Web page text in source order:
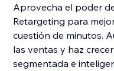
Aprovecha el poder
Retargeting para
cuestión de minutos.
las ventas y haz
segmentada e